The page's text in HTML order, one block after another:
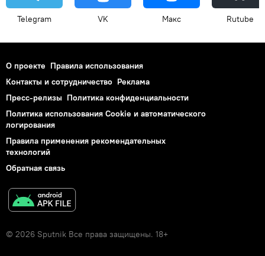
Telegram VK Макс Rutube
О проекте Правила использования
Контакты и сотрудничество Реклама
Пресс-релизы Политика конфиденциальности
Политика использования Cookie и автоматического
логирования
Правила применения рекомендательных
технологий
Обратная связь
© 2026 Sputnik Все права защищены. 18+